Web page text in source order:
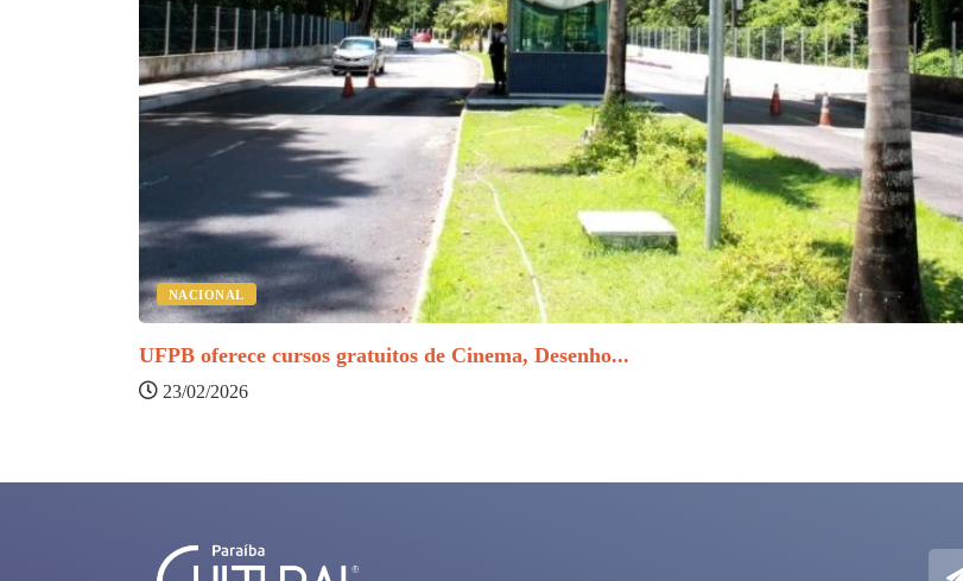
NACIONAL
UFPB oferece cursos gratuitos de Cinema, Desenho...
23/02/2026